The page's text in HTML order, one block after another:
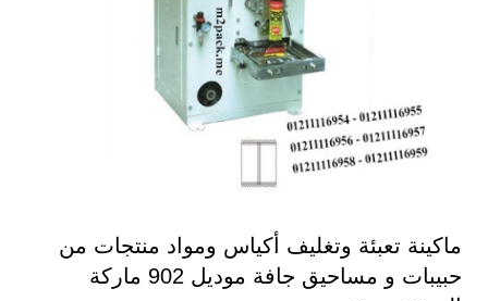
ماكينة تعبئة وتغليف أكياس ومواد منتجات من
حبيبات و مساحيق جافة موديل 902 ماركة